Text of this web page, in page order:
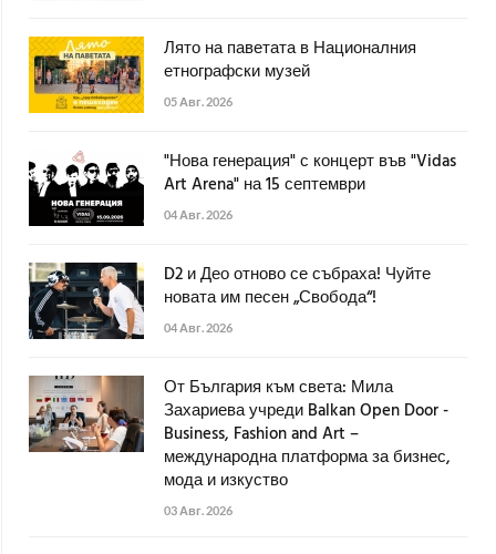
Лято на паветата в Националния
етнографски музей
05 Авг. 2026
"Нова генерация" с концерт във "Vidas
Art Arena" на 15 септември
04 Авг. 2026
D2 и Део отново се събраха! Чуйте
новата им песен „Свобода“!
04 Авг. 2026
От България към света: Мила
Захариева учреди Balkan Open Door -
Business, Fashion and Art –
международна платформа за бизнес,
мода и изкуство
03 Авг. 2026